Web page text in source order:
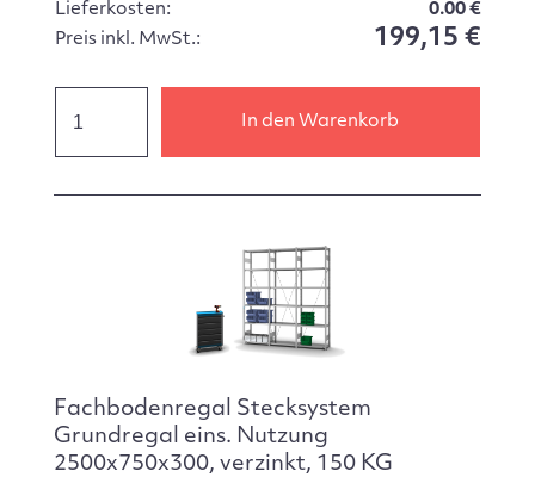
Lieferkosten:
0.00 €
Preis inkl. MwSt.:
199,15 €
In den Warenkorb
Fachbodenregal Stecksystem
Grundregal eins. Nutzung
2500x750x300, verzinkt, 150 KG